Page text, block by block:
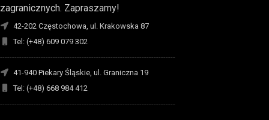
zagranicznych. Zapraszamy!
42-202 Częstochowa, ul. Krakowska 87
Tel: (+48) 609 079 302
-------------------------------------------------------------------------
41-940 Piekary Śląskie, ul. Graniczna 19
Tel: (+48) 668 984 412
-------------------------------------------------------------------------